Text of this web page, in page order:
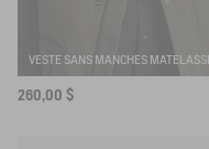
VESTE SANS MANCHES
260,00 $